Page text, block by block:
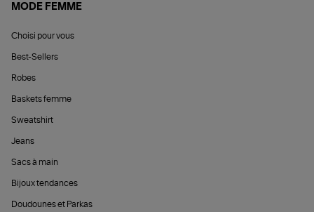
MODE FEMME
Choisi pour vous
Best-Sellers
Robes
Baskets femme
Sweatshirt
Jeans
Sacs à main
Bijoux tendances
Doudounes et Parkas